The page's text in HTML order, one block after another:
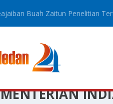
Buah Zaitun Penelitian